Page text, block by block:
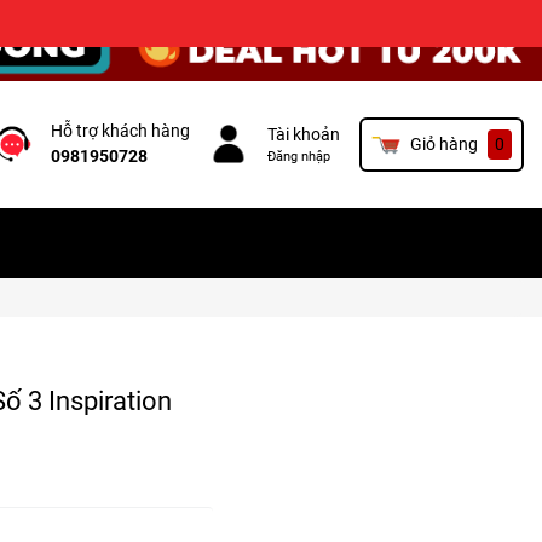
Hỗ trợ khách hàng
0981950728
Tài khoản
Đăng nhập
Giỏ hàng 0
3 Inspiration